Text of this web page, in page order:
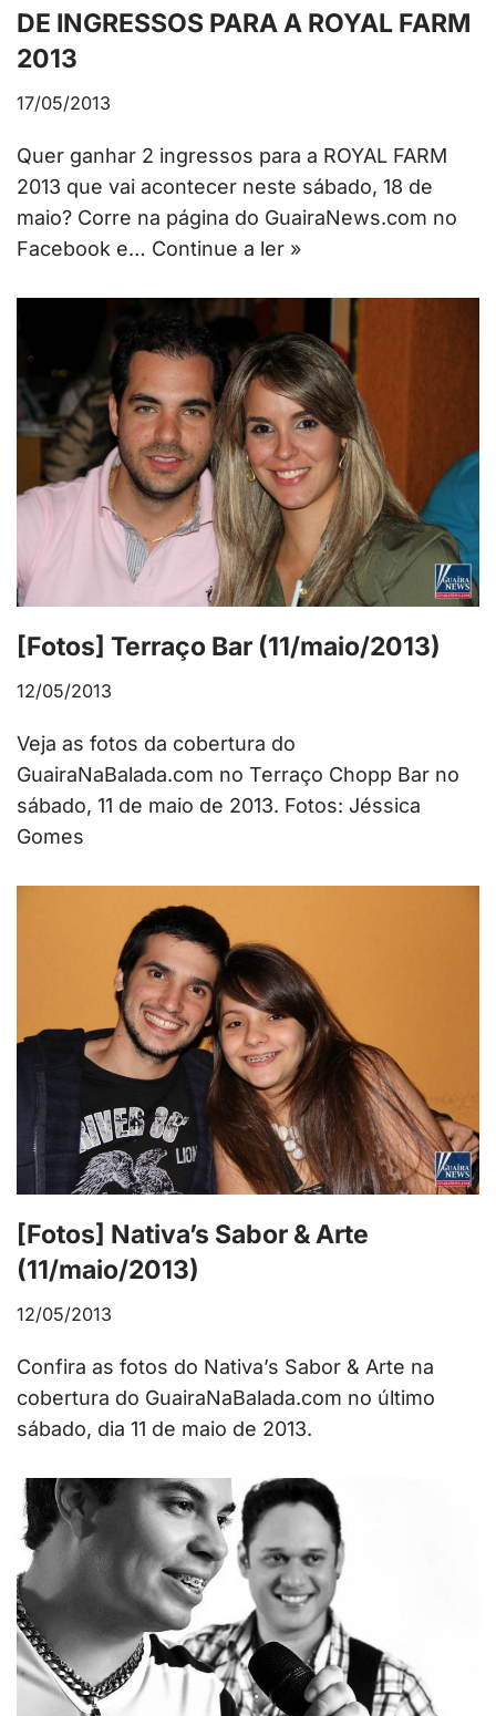
DE INGRESSOS PARA A ROYAL FARM
2013
17/05/2013
Quer ganhar 2 ingressos para a ROYAL FARM
2013 que vai acontecer neste sábado, 18 de
maio? Corre na página do GuairaNews.com no
Facebook e… Continue a ler »
[Fotos] Terraço Bar (11/maio/2013)
12/05/2013
Veja as fotos da cobertura do
GuairaNaBalada.com no Terraço Chopp Bar no
sábado, 11 de maio de 2013. Fotos: Jéssica
Gomes
[Fotos] Nativa’s Sabor & Arte
(11/maio/2013)
12/05/2013
Confira as fotos do Nativa’s Sabor & Arte na
cobertura do GuairaNaBalada.com no último
sábado, dia 11 de maio de 2013.